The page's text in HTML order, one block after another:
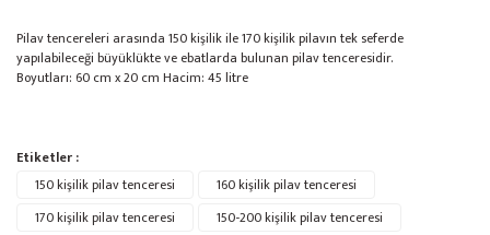
Pilav tencereleri arasında 150 kişilik ile 170 kişilik pilavın tek seferde
yapılabileceği büyüklükte ve ebatlarda bulunan pilav tenceresidir.
Boyutları: 60 cm x 20 cm Hacim: 45 litre
Bu ürüne ilk yorumu siz yapın!
Ürün hakkında henüz soru sorulmamış.
Bu ürünün fiyat bilgisi, resim, ürün açıklamalarında ve diğer konularda
yetersiz gördüğünüz noktaları öneri formunu kullanarak tarafımıza
iletebilirsiniz.
Görüş ve önerileriniz için teşekkür ederiz.
Etiketler :
150 kişilik pilav tenceresi
160 kişilik pilav tenceresi
170 kişilik pilav tenceresi
150-200 kişilik pilav tenceresi